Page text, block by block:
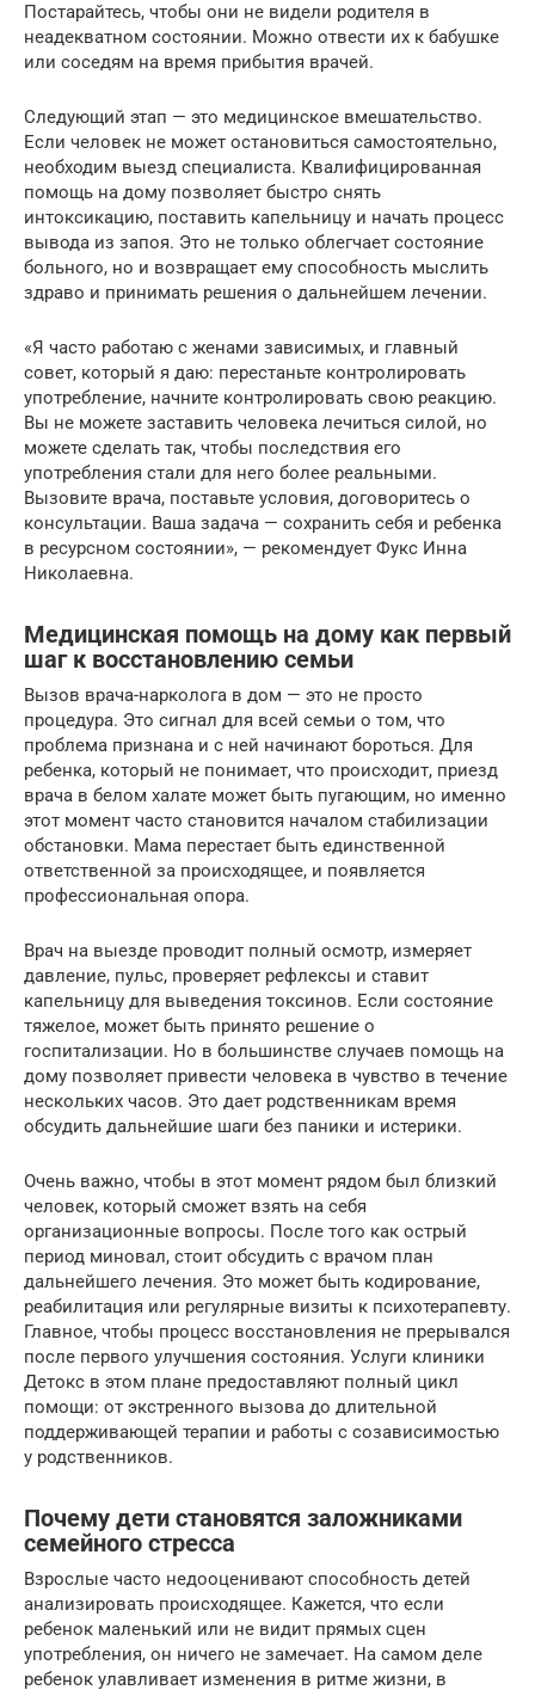
Постарайтесь, чтобы они не видели родителя в
неадекватном состоянии. Можно отвести их к бабушке
или соседям на время прибытия врачей.
Следующий этап — это медицинское вмешательство.
Если человек не может остановиться самостоятельно,
необходим выезд специалиста. Квалифицированная
помощь на дому позволяет быстро снять
интоксикацию, поставить капельницу и начать процесс
вывода из запоя. Это не только облегчает состояние
больного, но и возвращает ему способность мыслить
здраво и принимать решения о дальнейшем лечении.
«Я часто работаю с женами зависимых, и главный
совет, который я даю: перестаньте контролировать
употребление, начните контролировать свою реакцию.
Вы не можете заставить человека лечиться силой, но
можете сделать так, чтобы последствия его
употребления стали для него более реальными.
Вызовите врача, поставьте условия, договоритесь о
консультации. Ваша задача — сохранить себя и ребенка
в ресурсном состоянии», — рекомендует Фукс Инна
Николаевна.
Медицинская помощь на дому как первый
шаг к восстановлению семьи
Вызов врача-нарколога в дом — это не просто
процедура. Это сигнал для всей семьи о том, что
проблема признана и с ней начинают бороться. Для
ребенка, который не понимает, что происходит, приезд
врача в белом халате может быть пугающим, но именно
этот момент часто становится началом стабилизации
обстановки. Мама перестает быть единственной
ответственной за происходящее, и появляется
профессиональная опора.
Врач на выезде проводит полный осмотр, измеряет
давление, пульс, проверяет рефлексы и ставит
капельницу для выведения токсинов. Если состояние
тяжелое, может быть принято решение о
госпитализации. Но в большинстве случаев помощь на
дому позволяет привести человека в чувство в течение
нескольких часов. Это дает родственникам время
обсудить дальнейшие шаги без паники и истерики.
Очень важно, чтобы в этот момент рядом был близкий
человек, который сможет взять на себя
организационные вопросы. После того как острый
период миновал, стоит обсудить с врачом план
дальнейшего лечения. Это может быть кодирование,
реабилитация или регулярные визиты к психотерапевту.
Главное, чтобы процесс восстановления не прерывался
после первого улучшения состояния. Услуги клиники
Детокс в этом плане предоставляют полный цикл
помощи: от экстренного вызова до длительной
поддерживающей терапии и работы с созависимостью
у родственников.
Почему дети становятся заложниками
семейного стресса
Взрослые часто недооценивают способность детей
анализировать происходящее. Кажется, что если
ребенок маленький или не видит прямых сцен
употребления, он ничего не замечает. На самом деле
ребенок улавливает изменения в ритме жизни, в